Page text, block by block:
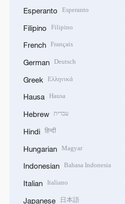
Esperanto Esperanto
Filipino Filipino
French Français
German Deutsch
Greek Ελληνικά
Hausa Hausa
Hebrew עברית
Hindi हिन्दी
Hungarian Magyar
Indonesian Bahasa Indonesia
Italian Italiano
Japanese 日本語